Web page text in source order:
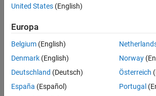
Input Arguments
Limitations
Version History
Examples
expand all
Delete Leading and Trailing
United States (English)
Europa
Belgium (English)
Denmark (English)
Deutschland (Deutsch)
España (Español)
Norway
Österreich
Portugal